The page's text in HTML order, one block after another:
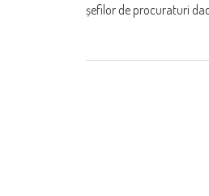
șefilor de procuraturi